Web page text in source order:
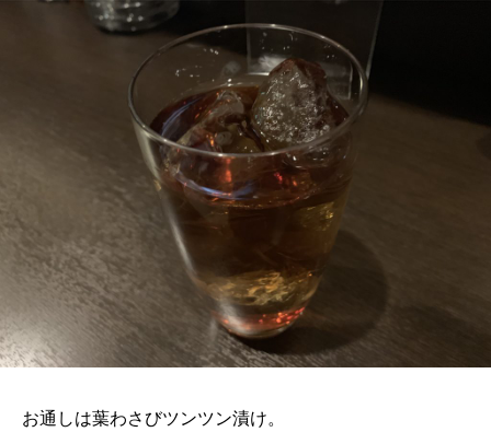
お通しは葉わさびツンツン漬け。